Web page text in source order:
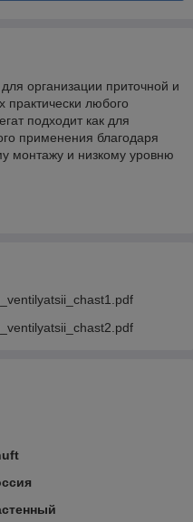
организации приточной и
практически любого
подходит как для
применения благодаря
монтажу и низкому уровню